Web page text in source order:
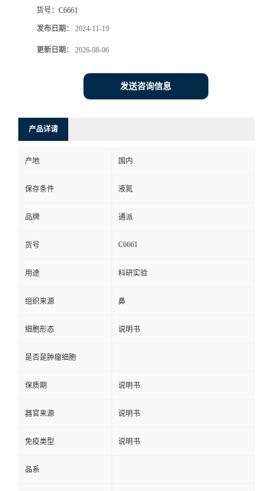
货号： C6661
发布日期： 2024-11-19
更新日期： 2026-08-06
发送咨询信息
产品详请
产地 国内
保存条件 液氮
品牌 通派
货号 C6661
用途 科研实验
组织来源 鼻
细胞形态 说明书
是否是肿瘤细胞
保质期 说明书
器官来源 说明书
免疫类型 说明书
品系